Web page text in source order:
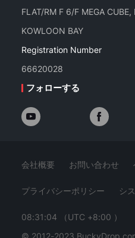
FLAT/RM F 6/F MEGA
KOWLOON BAY
Registration Number
66620028
フォローする
会社概要 お問い合わせ
プライバシーポリシー シ
08:31:04
（UTC +8:00 ）
© 2012-2023